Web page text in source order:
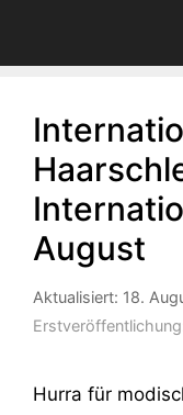
August
Aktualisiert: 18.
Hurra für